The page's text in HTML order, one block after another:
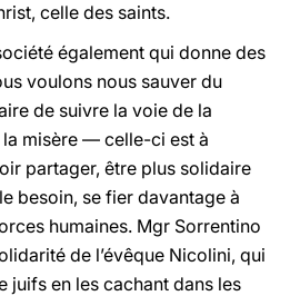
celle des saints.
également qui donne des
voulons nous sauver du
de suivre la voie de la
la misère — celle-ci est à
partager, être plus solidaire
besoin, se fier davantage à
humaines. Mgr Sorrentino
de l’évêque Nicolini, qui
juifs en les cachant dans les